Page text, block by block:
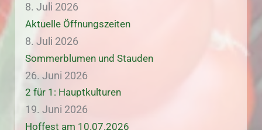
8. Juli 2026
Aktuelle Öffnungszeiten
8. Juli 2026
Sommerblumen und Stauden
26. Juni 2026
2 für 1: Hauptkulturen
19. Juni 2026
Hoffest am 10.07.2026